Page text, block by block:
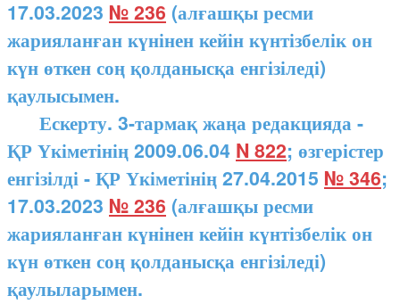
17.03.2023 № 236 (алғашқы ресми
жарияланған күнінен кейін күнтізбелік он
күн өткен соң қолданысқа енгізіледі)
қаулысымен.
Ескерту. 3-тармақ жаңа редакцияда -
ҚР Үкіметінің 2009.06.04 N 822; өзгерістер
енгізілді - ҚР Үкіметінің 27.04.2015 № 346;
17.03.2023 № 236 (алғашқы ресми
жарияланған күнінен кейін күнтізбелік он
күн өткен соң қолданысқа енгізіледі)
қаулыларымен.